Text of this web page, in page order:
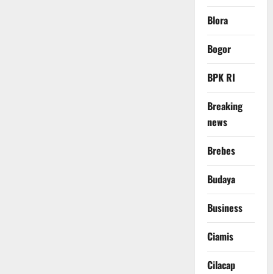
Blora
Bogor
BPK RI
Breaking
news
Brebes
Budaya
Business
Ciamis
Cilacap